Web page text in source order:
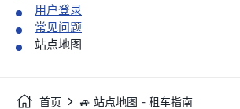
用户登录
常见问题
站点地图
首页 🚙 站点地图 - 租车指南